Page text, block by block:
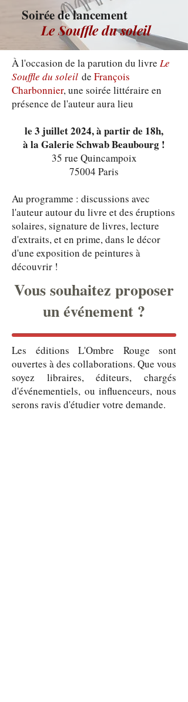
Soirée de lancement
Le Souffle du soleil
À l'occasion de la parution du livre Le
Souffle du soleil de François
Charbonnier, une soirée littéraire en
présence de l'auteur aura lieu
le 3 juillet 2024, à partir de 18h,
à la Galerie Schwab Beaubourg !
35 rue Quincampoix
75004 Paris
Au programme : discussions avec
l'auteur autour du livre et des éruptions
solaires, signature de livres, lecture
d'extraits, et en prime, dans le décor
d'une exposition de peintures à
découvrir !
Vous souhaitez proposer
un événement ?
Les éditions L'Ombre Rouge sont
ouvertes à des collaborations. Que vous
soyez libraires, éditeurs, chargés
d'événementiels, ou influenceurs, nous
serons ravis d'étudier votre demande.